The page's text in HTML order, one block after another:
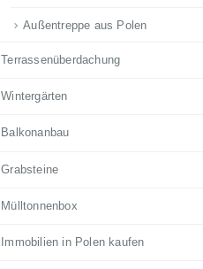
Außentreppe aus Polen
Terrassenüberdachung
Wintergärten
Balkonanbau
Grabsteine
Mülltonnenbox
Immobilien in Polen kaufen